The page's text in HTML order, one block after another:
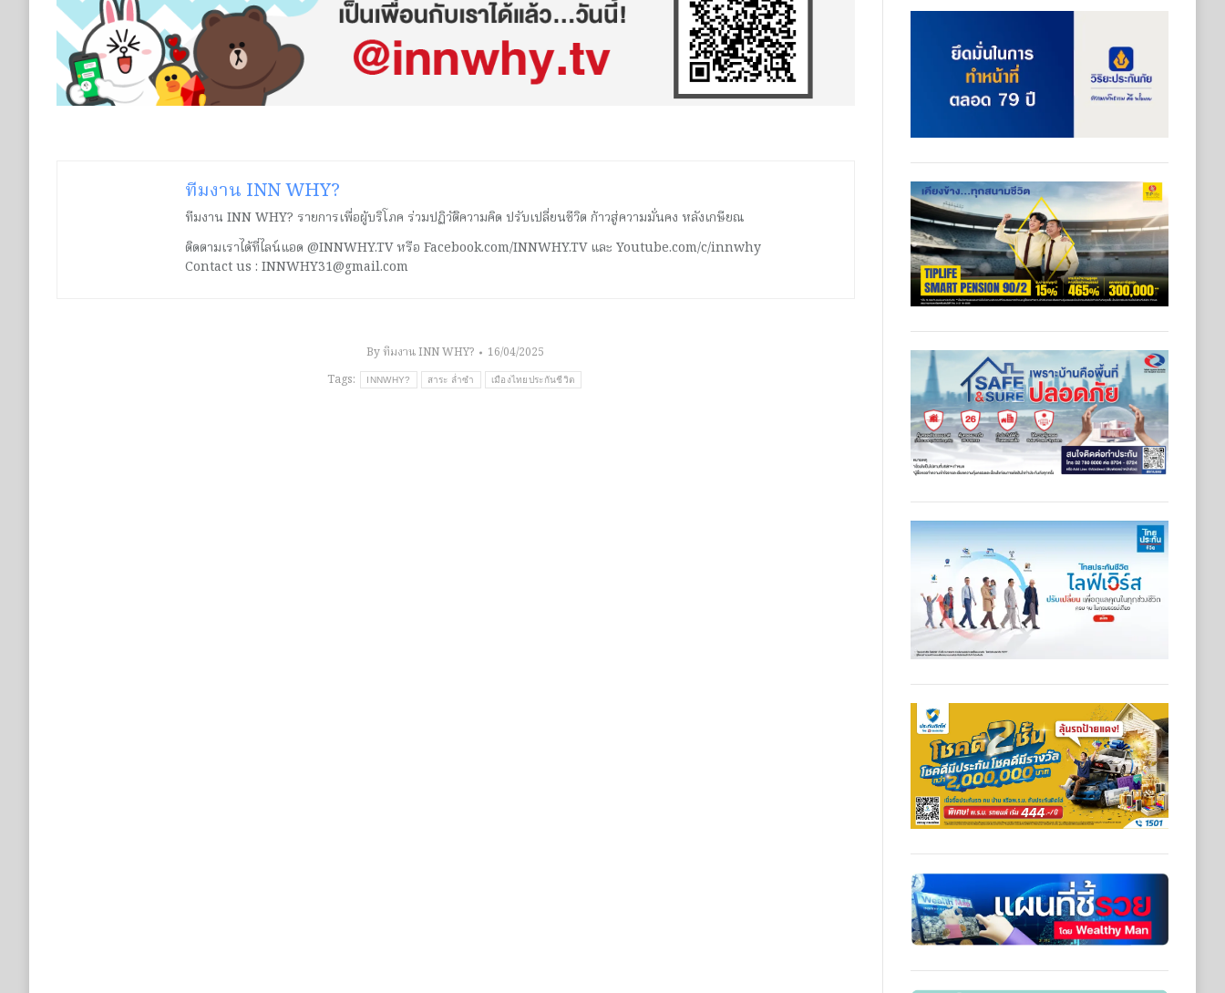
ทีมงาน INN WHY?
ทีมงาน INN WHY? รายการเพื่อผู้บริโภค ร่วมปฏิวัติความคิด ปรับเปลี่ยนชีวิต ก้าวสู่ความมั่นคง หลังเกษียณ
ติดตามเราได้ที่ไลน์แอด @INNWHY.TV หรือ Facebook.com/INNWHY.TV และ Youtube.com/c/innwhy
Contact us : INNWHY31@gmail.com
Byทีมงาน INN WHY?
16/04/2025
Tags:
INNWHY? สาระ ล่ำซำ เมืองไทยประกันชีวิต